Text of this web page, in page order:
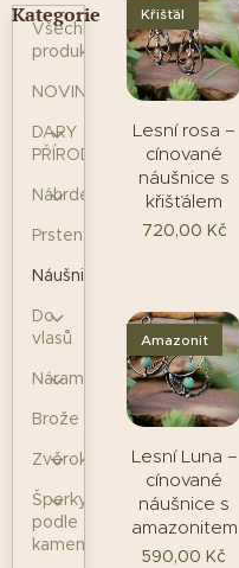
Kategorie
Všechny
produkty
NOVINKY
DARY
PŘÍRODY
Náhrdelníky
Prsteny
Náušnice
Do
vlasů
Náramky
Brože
Zvěrokruh
Šperky
podle
kamenů
Lesní rosa –
cínované
náušnice s
křišťálem
Křišťál
720,00 Kč
Lesní Luna –
cínované
náušnice s
amazonitem
Amazonit
590,00 Kč